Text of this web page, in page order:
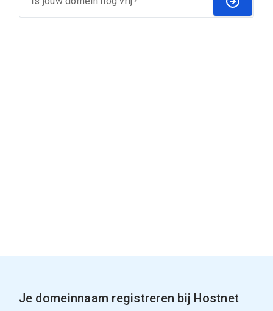
Je domeinnaam registreren bij Hostnet